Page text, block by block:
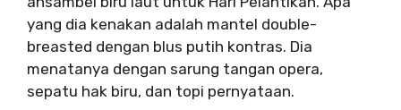
yang dia kenakan adalah mantel double-
breasted dengan blus putih kontras. Dia
menatanya dengan sarung tangan opera,
sepatu hak biru, dan topi pernyataan.